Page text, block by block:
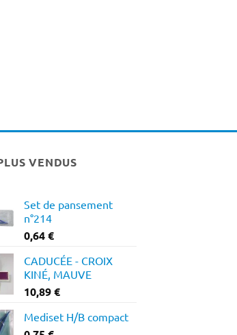
VENDUS
Set de pansement
n°214
0,64€
CADUCÉE - CROIX
KINÉ, MAUVE
10,89€
Mediset H/B compact